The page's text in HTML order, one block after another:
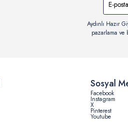
Aydınlı Hazır
pazarlama
Sosyal
Facebook
Instagram
X
Pinterest
Youtube